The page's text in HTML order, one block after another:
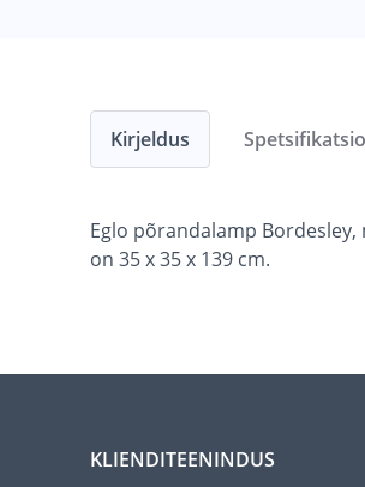
Kirjeldus
Eglo põrandalamp
on 35 x 35 x 139 cm.
KLIENDITEENINDUS